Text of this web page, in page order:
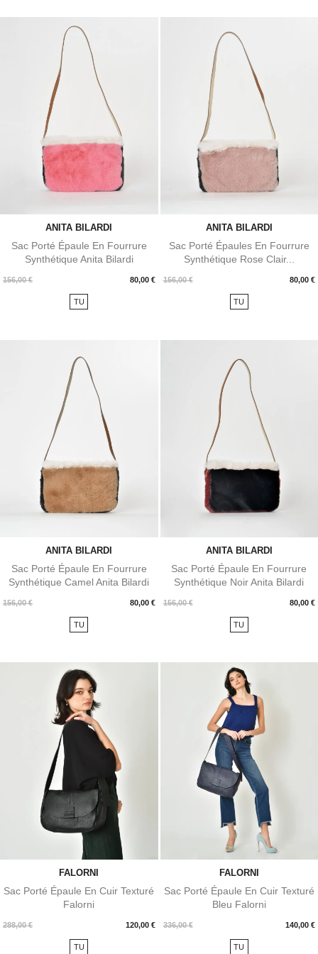
ANITA BILARDI
Sac Porté Épaule En Fourrure
Synthétique Anita Bilardi
156,00 € 80,00 €
Prix
TU
ANITA BILARDI
Sac Porté Épaules En Fourrure
Synthétique Rose Clair...
156,00 € 80,00 €
Prix
TU
ANITA BILARDI
Sac Porté Épaule En Fourrure
Synthétique Camel Anita Bilardi
156,00 € 80,00 €
Prix
TU
ANITA BILARDI
Sac Porté Épaule En Fourrure
Synthétique Noir Anita Bilardi
156,00 € 80,00 €
Prix
TU
FALORNI
Sac Porté Épaule En Cuir Texturé
Falorni
288,00 € 120,00 €
Prix
TU
FALORNI
Sac Porté Épaule En Cuir Texturé
Bleu Falorni
336,00 € 140,00 €
Prix
TU